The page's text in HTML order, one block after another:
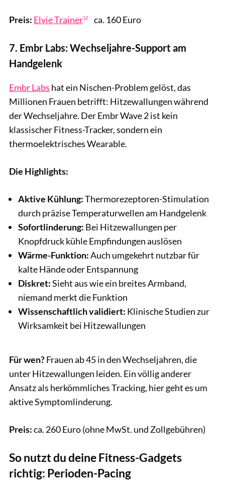
Preis: Elvie Trainer ca. 160 Euro
7. Embr Labs: Wechseljahre-Support am
Handgelenk
Embr Labs hat ein Nischen-Problem gelöst, das
Millionen Frauen betrifft: Hitzewallungen während
der Wechseljahre. Der Embr Wave 2 ist kein
klassischer Fitness-Tracker, sondern ein
thermoelektrisches Wearable.
Die Highlights:
Aktive Kühlung:Thermorezeptoren-Stimulation
durch präzise Temperaturwellen am Handgelenk
Sofortlinderung: Bei Hitzewallungen per
Knopfdruck kühle Empfindungen auslösen
Wärme-Funktion:Auch umgekehrt nutzbar für
kalte Hände oder Entspannung
Diskret:Sieht aus wie ein breites Armband,
niemand merkt die Funktion
Wissenschaftlich validiert: Klinische Studien zur
Wirksamkeit bei Hitzewallungen
Für wen?Frauen ab 45 in den Wechseljahren, die
unter Hitzewallungen leiden. Ein völlig anderer
Ansatz als herkömmliches Tracking, hier geht es um
aktive Symptomlinderung.
Preis:ca. 260 Euro (ohne MwSt. und Zollgebühren)
So nutzt du deine Fitness-Gadgets
richtig: Perioden-Pacing